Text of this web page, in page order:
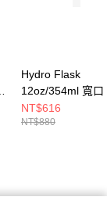
Hydro Flask
12oz/354ml 寬口
保溫瓶 青鳥藍
NT$616
NT$880